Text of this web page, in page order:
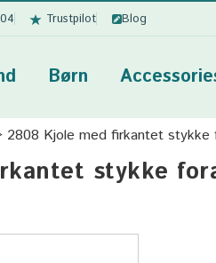
Trustpilot Blog
Børn
2808 Kjole med firkantet stykke
stykke